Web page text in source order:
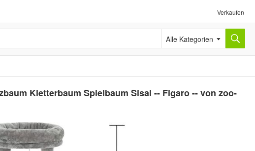
Verkaufen
Alle Kategorien
Kletterbaum Spielbaum Sisal -- Figaro -- von zoo-